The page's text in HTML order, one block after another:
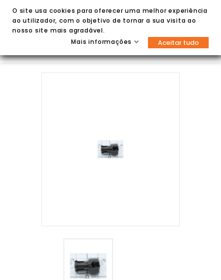

O site usa cookies para oferecer uma melhor experiência
ao utilizador, com o objetivo de tornar a sua visita ao
nosso site mais agradável.
Mais informações
Aceitar tudo